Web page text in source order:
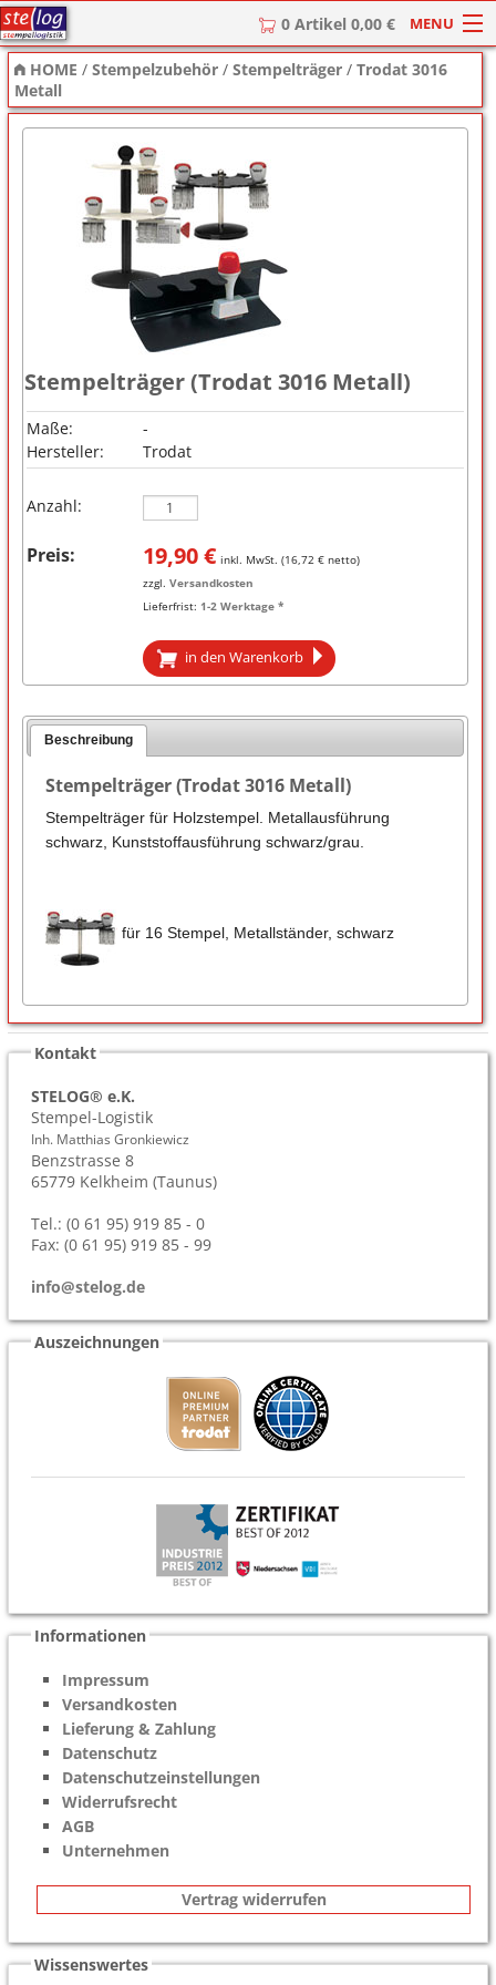
0 Artikel 0,00 € MENU
HOME
Stempel
Stempel-Textplatten
Stempelzubehör
HOME /Stempelzubehör /Stempelträger /Trodat 3016
Metall
Stempelträger (Trodat 3016 Metall)
Maße:
-
Hersteller:
Trodat
Anzahl:
Preis: 19,90€ inkl. MwSt. (16,72€ netto)
zzgl. Versandkosten
Lieferfrist: 1-2 Werktage *
in den Warenkorb
Beschreibung
Stempelträger (Trodat 3016 Metall)
Stempelträger für Holzstempel. Metallausführung
schwarz, Kunststoffausführung schwarz/grau.
für 16 Stempel, Metallständer, schwarz
Kontakt
STELOG® e.K.
Stempel-Logistik
Inh. Matthias Gronkiewicz
Benzstrasse 8
65779 Kelkheim (Taunus)
Tel.: (0 61 95) 919 85 - 0
Fax: (0 61 95) 919 85 - 99
info@stelog.de
Auszeichnungen
Informationen
Impressum
Versandkosten
Lieferung & Zahlung
Datenschutz
Datenschutzeinstellungen
Widerrufsrecht
AGB
Unternehmen
Vertrag widerrufen
Wissenswertes